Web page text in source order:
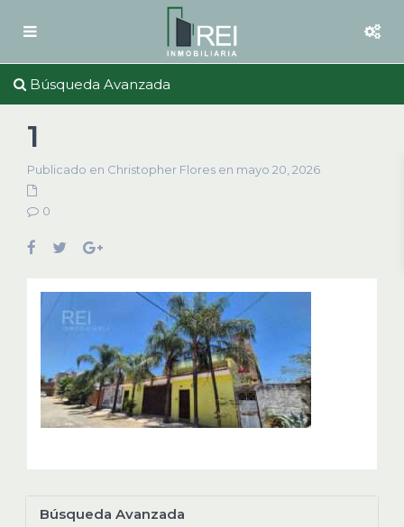
Búsqueda Avanzada
1
Publicado en Christopher Flores en mayo 20, 2026
0
Búsqueda Avanzada